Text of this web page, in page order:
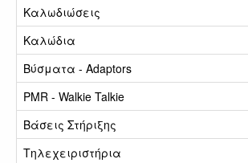
Καλωδιώσεις
Καλώδια
Βύσματα - Adaptors
PMR - Walkie Talkie
Βάσεις Στήριξης
Τηλεχειριστήρια